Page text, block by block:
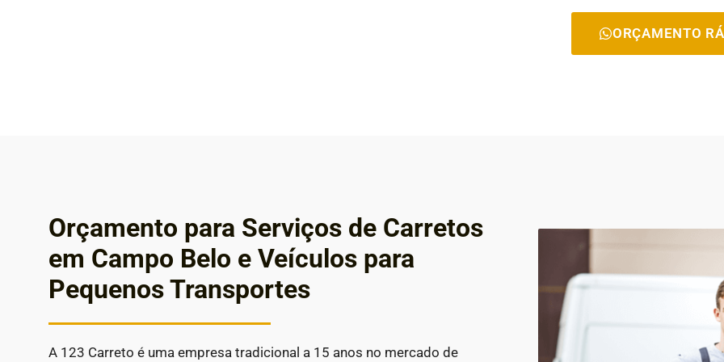
ORÇAMENTO
Orçamento para Serviços de Carretos
em Campo Belo e Veículos para
Pequenos Transportes
A 123 Carreto é uma empresa tradicional a 15 anos no mercado de